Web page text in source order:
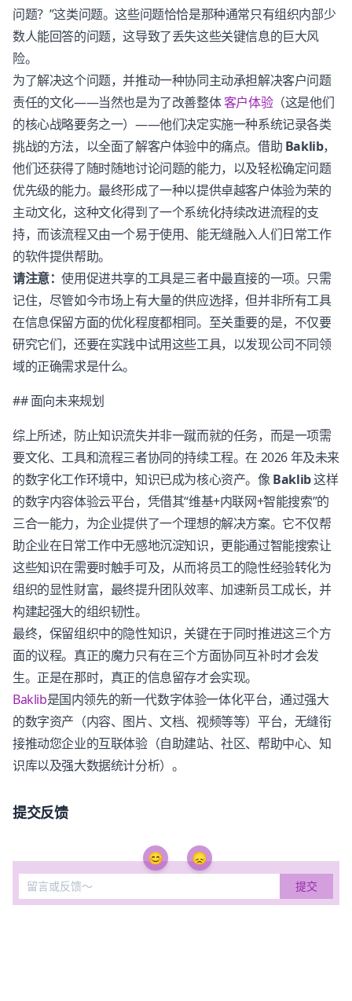
问题？”这类问题。这些问题恰恰是那种通常只有组织内部少
数人能回答的问题，这导致了丢失这些关键信息的巨大风
险。
为了解决这个问题，并推动一种协同主动承担解决客户问题
责任的文化——当然也是为了改善整体客户体验（这是他们
的核心战略要务之一）——他们决定实施一种系统记录各类
挑战的方法，以全面了解客户体验中的痛点。借助 Baklib，
他们还获得了随时随地讨论问题的能力，以及轻松确定问题
优先级的能力。最终形成了一种以提供卓越客户体验为荣的
主动文化，这种文化得到了一个系统化持续改进流程的支
持，而该流程又由一个易于使用、能无缝融入人们日常工作
的软件提供帮助。
请注意：使用促进共享的工具是三者中最直接的一项。只需
记住，尽管如今市场上有大量的供应选择，但并非所有工具
在信息保留方面的优化程度都相同。至关重要的是，不仅要
研究它们，还要在实践中试用这些工具，以发现公司不同领
域的正确需求是什么。
## 面向未来规划
综上所述，防止知识流失并非一蹴而就的任务，而是一项需
要文化、工具和流程三者协同的持续工程。在 2026 年及未来
的数字化工作环境中，知识已成为核心资产。像 Baklib这样
的数字内容体验云平台，凭借其“维基+内联网+智能搜索”的
三合一能力，为企业提供了一个理想的解决方案。它不仅帮
助企业在日常工作中无感地沉淀知识，更能通过智能搜索让
这些知识在需要时触手可及，从而将员工的隐性经验转化为
组织的显性财富，最终提升团队效率、加速新员工成长，并
构建起强大的组织韧性。
最终，保留组织中的隐性知识，关键在于同时推进这三个方
面的议程。真正的魔力只有在三个方面协同互补时才会发
生。正是在那时，真正的信息留存才会实现。
Baklib是国内领先的新一代数字体验一体化平台，通过强大
的数字资产（内容、图片、文档、视频等等）平台，无缝衔
接推动您企业的互联体验（自助建站、社区、帮助中心、知
识库以及强大数据统计分析）。
提交反馈
😊 😞